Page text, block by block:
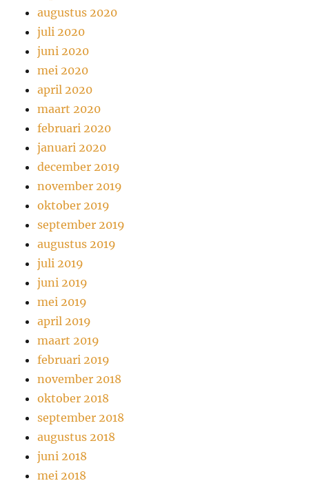
augustus 2020
juli 2020
juni 2020
mei 2020
april 2020
maart 2020
februari 2020
januari 2020
december 2019
november 2019
oktober 2019
september 2019
augustus 2019
juli 2019
juni 2019
mei 2019
april 2019
maart 2019
februari 2019
november 2018
oktober 2018
september 2018
augustus 2018
juni 2018
mei 2018